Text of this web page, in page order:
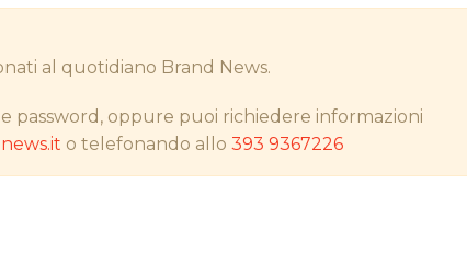
NORMATIVE
TREND
al quotidiano Brand News.
password, oppure puoi richiedere informazioni
o telefonando allo393 9367226